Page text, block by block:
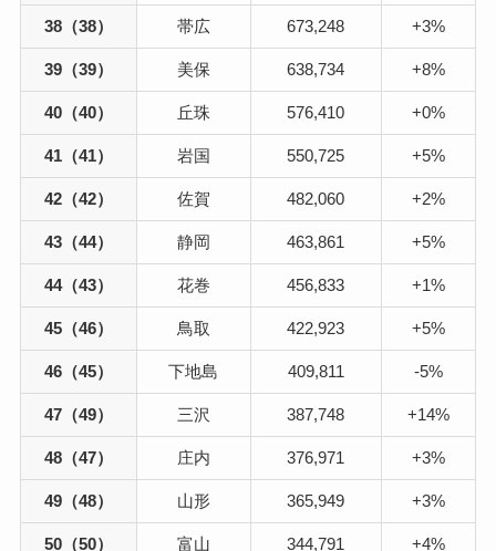
38（38） 帯広 673,248 +3%
39（39） 美保 638,734 +8%
40（40） 丘珠 576,410 +0%
41（41） 岩国 550,725 +5%
42（42） 佐賀 482,060 +2%
43（44） 静岡 463,861 +5%
44（43） 花巻 456,833 +1%
45（46） 鳥取 422,923 +5%
46（45） 下地島 409,811 -5%
47（49） 三沢 387,748 +14%
48（47） 庄内 376,971 +3%
49（48） 山形 365,949 +3%
50（50） 富山 344,791 +4%